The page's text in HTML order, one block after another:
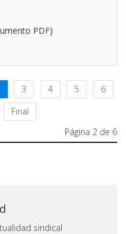
PDF)
3 4 5
6
Final
Página 2 de 6
sindical